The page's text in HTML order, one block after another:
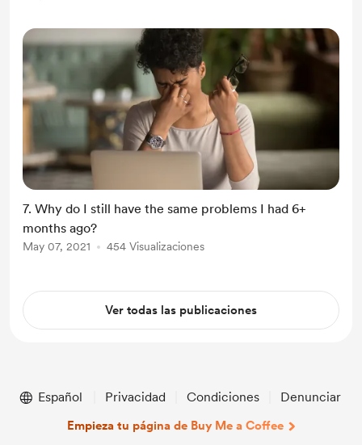
7. Why do I still have the same problems I had 6+
months ago?
May 07, 2021 454 Visualizaciones
Ver todas las publicaciones
Español Privacidad Condiciones Denunciar
Empieza tu página de Buy Me a Coffee